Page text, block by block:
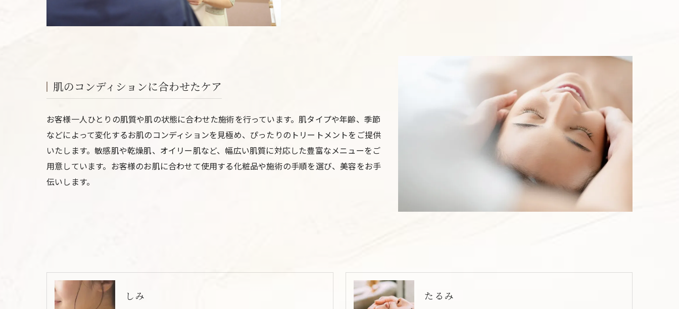
肌のコンディションに合わせたケア
お客様一人ひとりの肌質や肌の状態に合わせた施術を行っています。肌タイプや年齢、季節
などによって変化するお肌のコンディションを見極め、ぴったりのトリートメントをご提供
いたします。敏感肌や乾燥肌、オイリー肌など、幅広い肌質に対応した豊富なメニューをご
用意しています。お客様のお肌に合わせて使用する化粧品や施術の手順を選び、美容をお手
伝いします。
しみ
たるみ